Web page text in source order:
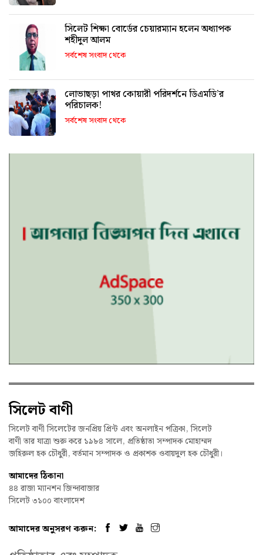
সিলেট শিক্ষা বোর্ডের চেয়ারম্যান হলেন অধ্যাপক
শহীদুল আলম
সর্বশেষ সংবাদ থেকে
লোভাছড়া পাথর কোয়ারী পরিদর্শনে ডিএমডি’র
পরিচালক!
সর্বশেষ সংবাদ থেকে
সিলেট বাণী
সিলেট বাণী সিলেটের জনপ্রিয় প্রিন্ট এবং অনলাইন পত্রিকা, সিলেট
বাণী তার যাত্রা শুরু করে ১৯৮৪ সালে, প্রতিষ্ঠাতা সম্পাদক মোহাম্মদ
জহিরুল হক চৌধুরী, বর্তমান সম্পাদক ও প্রকাশক ওবায়দুল হক চৌধুরী।
আমাদের ঠিকানা
৪৪ রাজা ম্যানশন জিন্দাবাজার
সিলেট ৩১০০ বাংলাদেশ
আমাদের অনুসরণ করুন: